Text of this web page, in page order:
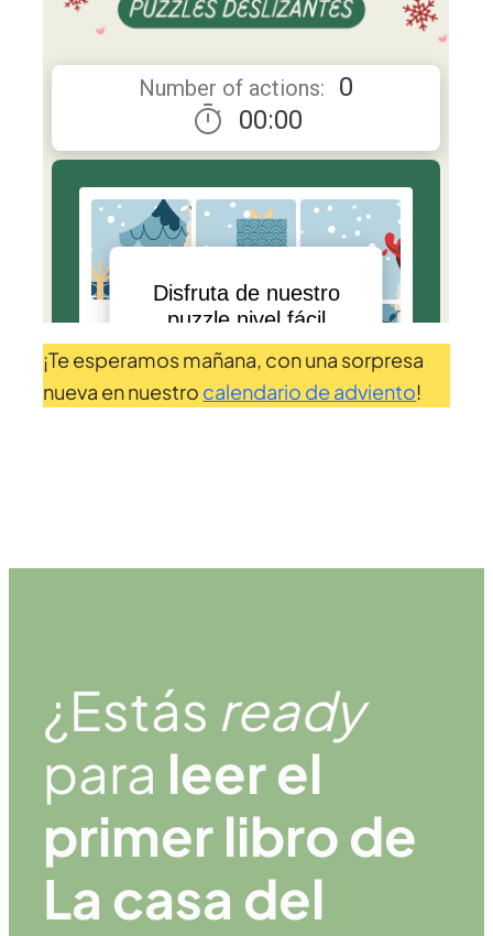
¡Te esperamos mañana, con una sorpresa
nueva en nuestro calendario de adviento!
¿Estás ready
para leer el
primer libro de
La casa del